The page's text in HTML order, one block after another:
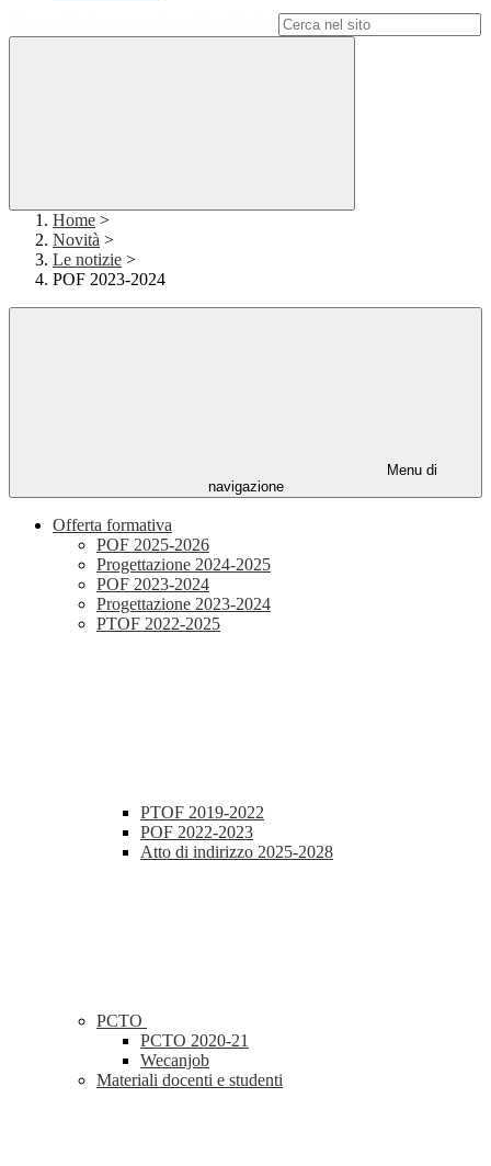
Home >
Novità >
Le notizie >
POF 2023-2024
Menu di
navigazione
Offerta formativa
POF 2025-2026
Progettazione 2024-2025
POF 2023-2024
Progettazione 2023-2024
PTOF 2022-2025
PTOF 2019-2022
POF 2022-2023
Atto di indirizzo 2025-2028
PCTO
PCTO 2020-21
Wecanjob
Materiali docenti e studenti